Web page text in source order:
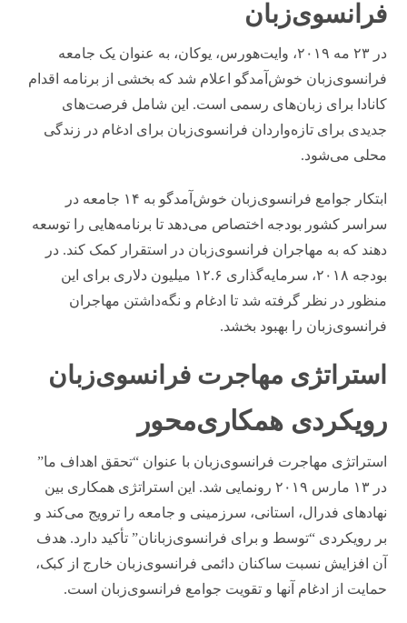
فرانسوی‌زبان
در ۲۳ مه ۲۰۱۹، وایت‌هورس، یوکان، به عنوان یک جامعه
فرانسوی‌زبان خوش‌آمدگو اعلام شد که بخشی از برنامه اقدام
کانادا برای زبان‌های رسمی است. این شامل فرصت‌های
جدیدی برای تازه‌واردان فرانسوی‌زبان برای ادغام در زندگی
محلی می‌شود.
ابتکار جوامع فرانسوی‌زبان خوش‌آمدگو به ۱۴ جامعه در
سراسر کشور بودجه اختصاص می‌دهد تا برنامه‌هایی را توسعه
دهند که به مهاجران فرانسوی‌زبان در استقرار کمک کند. در
بودجه ۲۰۱۸، سرمایه‌گذاری ۱۲.۶ میلیون دلاری برای این
منظور در نظر گرفته شد تا ادغام و نگه‌داشتن مهاجران
فرانسوی‌زبان را بهبود بخشد.
استراتژی مهاجرت فرانسوی‌زبان
رویکردی همکاری‌محور
استراتژی مهاجرت فرانسوی‌زبان با عنوان “تحقق اهداف ما”
در ۱۳ مارس ۲۰۱۹ رونمایی شد. این استراتژی همکاری بین
نهادهای فدرال، استانی، سرزمینی و جامعه را ترویج می‌کند و
بر رویکردی “توسط و برای فرانسوی‌زبانان” تأکید دارد. هدف
آن افزایش نسبت ساکنان دائمی فرانسوی‌زبان خارج از کبک،
حمایت از ادغام آنها و تقویت جوامع فرانسوی‌زبان است.